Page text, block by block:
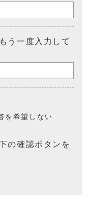
う一度入力して
を希望しない
の確認ボタンを